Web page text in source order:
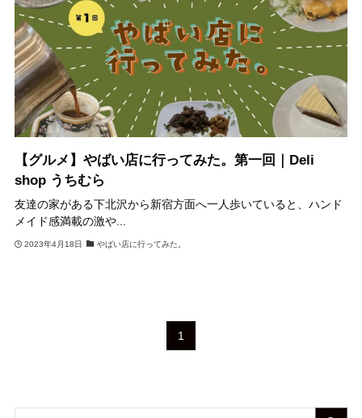
【グルメ】やばい店に行ってみた。第一回｜Deli
shop うちむら
友達の家がある下北沢から新宿方面へ一人歩いていると、ハンド
メイド感満載の激や...
2023年4月18日 やばい店に行ってみた。
1